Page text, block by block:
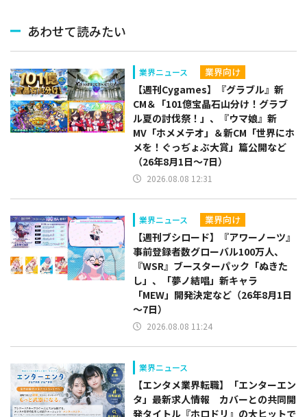
あわせて読みたい
業界ニュース 業界向け
【週刊Cygames】『グラブル』新
CM＆「101億宝晶石山分け！グラブ
ル夏の討伐祭！」、『ウマ娘』新
MV「ホメメテオ」＆新CM「世界にホ
メを！ぐっぢょぶ大賞」篇公開など
（26年8月1日～7日）
2026.08.08 12:31
業界ニュース 業界向け
【週刊ブシロード】『アワーノーツ』
事前登録者数グローバル100万人、
『WSR』ブースターパック「ぬきた
し」、「夢ノ結唱」新キャラ
「MEW」開発決定など（26年8月1日
～7日）
2026.08.08 11:24
業界ニュース
【エンタメ業界転職】「エンターエン
タ」最新求人情報 カバーとの共同開
発タイトル『ホロドリ』の大ヒットで